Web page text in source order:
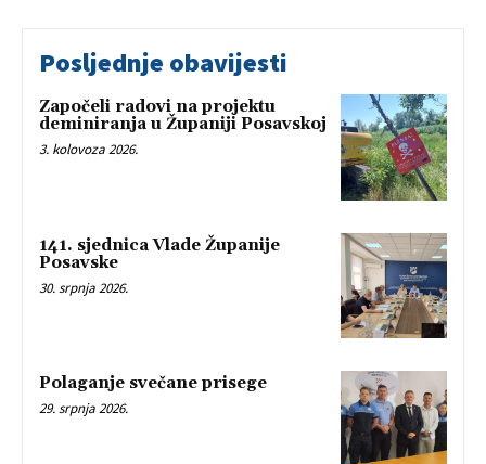
Posljednje obavijesti
Započeli radovi na projektu
deminiranja u Županiji Posavskoj
3. kolovoza 2026.
141. sjednica Vlade Županije
Posavske
30. srpnja 2026.
Polaganje svečane prisege
29. srpnja 2026.